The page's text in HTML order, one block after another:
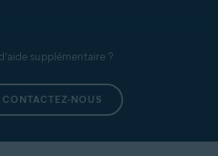
supplémentaire ?
CONTACTEZ-NOUS